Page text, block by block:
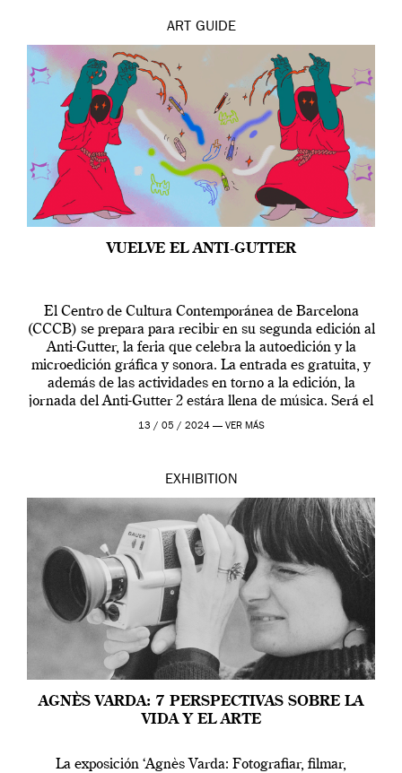
ART GUIDE
VUELVE EL ANTI-GUTTER
El Centro de Cultura Contemporánea de Barcelona
(CCCB) se prepara para recibir en su segunda edición al
Anti-Gutter, la feria que celebra la autoedición y la
microedición gráfica y sonora. La entrada es gratuita, y
además de las actividades en torno a la edición, la
jornada del Anti-Gutter 2 estára llena de música. Será el
[…]
13 / 05 / 2024 — VER MÁS
EXHIBITION
AGNÈS VARDA: 7 PERSPECTIVAS SOBRE LA
VIDA Y EL ARTE
La exposición ‘Agnès Varda: Fotografiar, filmar,